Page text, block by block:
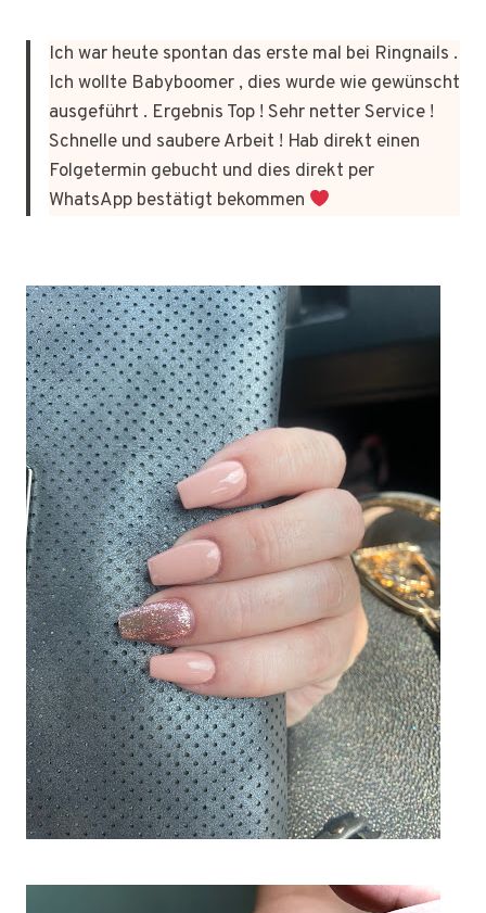
Ich war heute spontan das erste mal bei Ringnails .
Ich wollte Babyboomer , dies wurde wie gewünscht
ausgeführt . Ergebnis Top ! Sehr netter Service !
Schnelle und saubere Arbeit ! Hab direkt einen
Folgetermin gebucht und dies direkt per
WhatsApp bestätigt bekommen